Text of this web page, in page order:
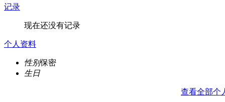
记录
现在还没有记录
个人资料
性别保密
生日
查看全部个